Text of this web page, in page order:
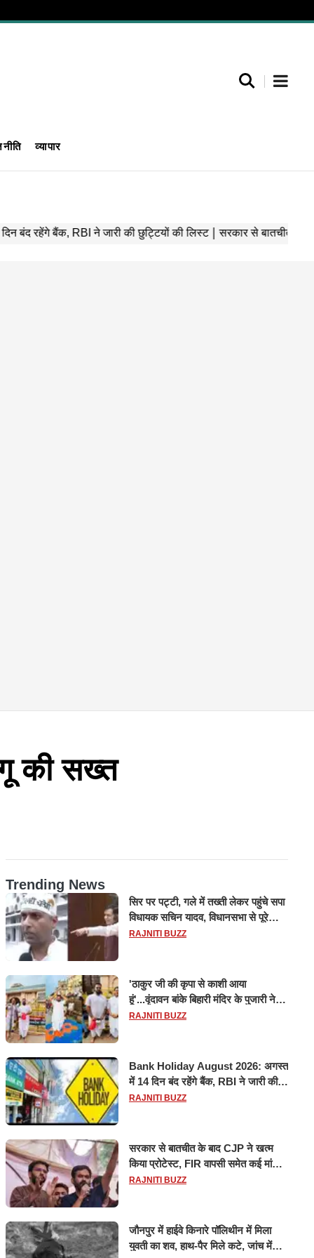
व्यापार
की सख्त
Trending News
सिर पर पट्टी, गले में तख्ती लेकर पहुंचे सपा
विधायक सचिन यादव, विधानसभा से पूरे
मानसून सत्र के लिए किया गया निलंबित
RAJNITI BUZZ
'ठाकुर जी की कृपा से काशी आया
हूं'...वृंदावन बांके बिहारी मंदिर के पुजारी ने
किया श्री काशी विश्वनाथ का जलाभिषेक
RAJNITI BUZZ
Bank Holiday August 2026: अगस्त
में 14 दिन बंद रहेंगे बैंक, RBI ने जारी की
छुट्टियों की लिस्ट​​​​​​​
RAJNITI BUZZ
सरकार से बातचीत के बाद CJP ने खत्म
किया प्रोटेस्ट, FIR वापसी समेत कई मांगों
पर बनी सहमति
RAJNITI BUZZ
जौनपुर में हाईवे किनारे पॉलिथीन में मिला
युवती का शव, हाथ-पैर मिले कटे, जांच में